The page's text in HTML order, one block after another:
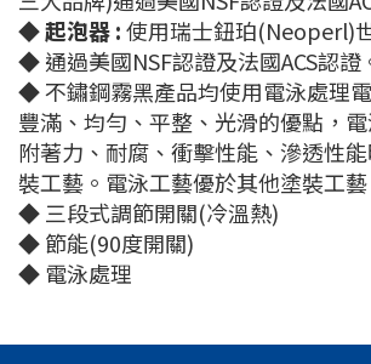
◆起泡器 :使用瑞士鈕珀(Neoperl)
◆ 通過美國NSF認證及法國ACS認證
◆ 不鏽鋼霧黑產品均使用電泳處理
豐滿、均勻、平整、光滑的優點，
附著力、耐腐、衝擊性能、滲透性
裝工藝。電泳工藝優於其他塗裝工藝
◆ 三段式調節開關(冷溫熱)
◆ 節能(90度開關)
◆ 電泳處理